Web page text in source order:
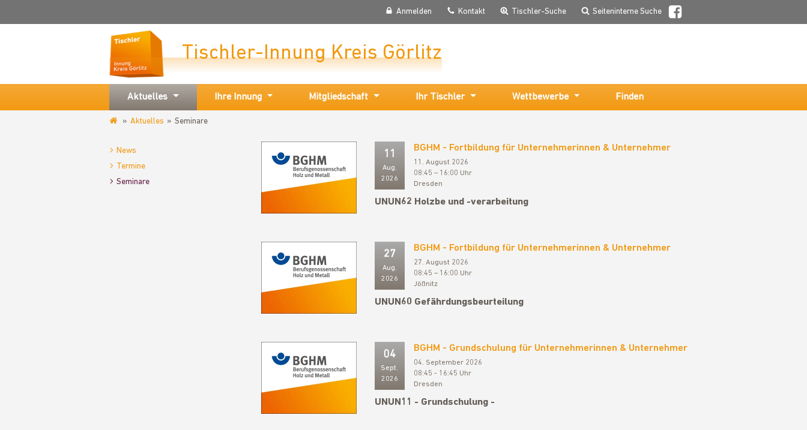
Tischler-Innung Kreis Görlitz
Anmelden Kontakt Tischler-Suche Seiteninterne Suche
Aktuelles Ihre Innung Mitgliedschaft Ihr Tischler Wettbewerbe Finden
goerlitz.de
Aktuelles Seminare
News
Termine
Seminare
11
Aug.
2026
BGHM - Fortbildung für Unternehmerinnen & Unternehmer
11. August 2026
08:45 – 16:00 Uhr
Dresden
UNUN62 Holzbe und -verarbeitung
27
Aug.
2026
BGHM - Fortbildung für Unternehmerinnen & Unternehmer
27. August 2026
08:45 – 16:00 Uhr
Jößnitz
UNUN60 Gefährdungsbeurteilung
04
Sept.
2026
BGHM - Grundschulung für Unternehmerinnen & Unternehmer
04. September 2026
08:45 - 16:45 Uhr
Dresden
UNUN11 - Grundschulung -